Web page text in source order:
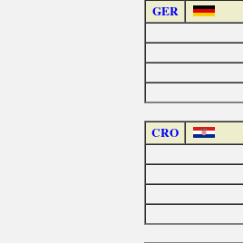
GER
CRO